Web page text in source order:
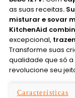
as suas receitas.
misturar e sovar
KitchenAid
excepcional,
Transforme suas
qualidade que só a
revolucione seu
Características